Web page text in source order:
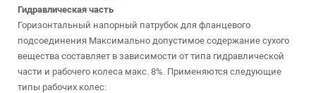
Гидравлическая часть
Горизонтальный напорный патрубок для фланцевого
подсоединения Максимально допустимое содержание сухого
вещества составляет в зависимости от типа гидравлической
части и рабочего колеса макс. 8%. Применяются следующие
типы рабочих колес: